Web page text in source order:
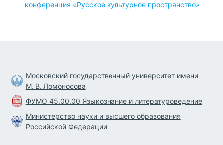
конференция «Русское культурное пространство»
Московский государственный университет имени
М. В. Ломоносова
ФУМО 45.00.00 Языкознание и литературоведение
Министерство науки и высшего образования
Российской Федерации